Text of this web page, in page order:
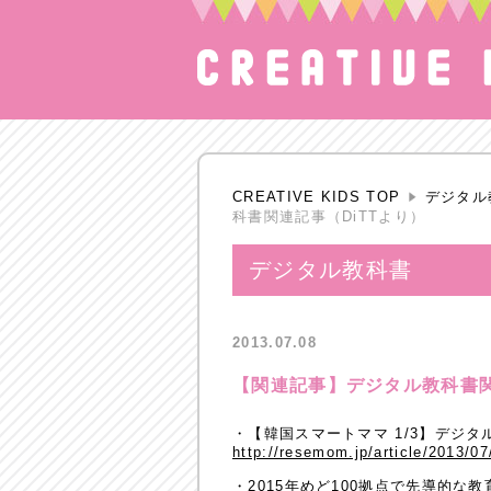
CREATIVE KIDS TOP
デジタ
科書関連記事（DiTTより）
デジタル教科書
2013.07.08
【関連記事】デジタル教科
・【韓国スマートママ 1/3】デジタ
http://resemom.jp/article/2013/
・2015年めど100拠点で先導的な